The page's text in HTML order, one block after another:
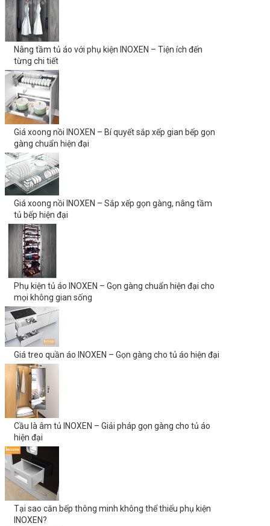
Nâng tầm tủ áo với phụ kiện INOXEN – Tiện ích đến
từng chi tiết
Giá xoong nồi INOXEN – Bí quyết sắp xếp gian bếp gọn
gàng chuẩn hiện đại
Giá xoong nồi INOXEN – Sắp xếp gọn gàng, nâng tầm
tủ bếp hiện đại
Phụ kiện tủ áo INOXEN – Gọn gàng chuẩn hiện đại cho
mọi không gian sống
Giá treo quần áo INOXEN – Gọn gàng cho tủ áo hiện đại
Cầu là âm tủ INOXEN – Giải pháp gọn gàng cho tủ áo
hiện đại
Tại sao căn bếp thông minh không thể thiếu phụ kiện
INOXEN?